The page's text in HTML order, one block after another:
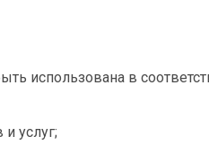
использована в
услуг;